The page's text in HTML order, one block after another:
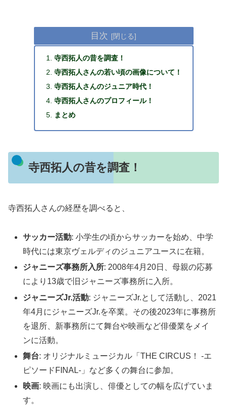
目次
寺西拓人の昔を調査！
寺西拓人さんの若い頃の画像について！
寺西拓人さんのジュニア時代！
寺西拓人さんのプロフィール！
まとめ
寺西拓人の昔を調査！
寺西拓人さんの経歴を調べると、
サッカー活動: 小学生の頃からサッカーを始め、中学
時代には東京ヴェルディのジュニアユースに在籍。
ジャニーズ事務所入所: 2008年4月20日、母親の応募
により13歳で旧ジャニーズ事務所に入所。
ジャニーズJr.活動: ジャニーズJr.として活動し、2021
年4月にジャニーズJr.を卒業。その後2023年に事務所
を退所、新事務所にて舞台や映画など俳優業をメイ
ンに活動。
舞台: オリジナルミュージカル「THE CIRCUS！ -エ
ピソードFINAL-」など多くの舞台に参加。
映画: 映画にも出演し、俳優としての幅を広げていま
す。